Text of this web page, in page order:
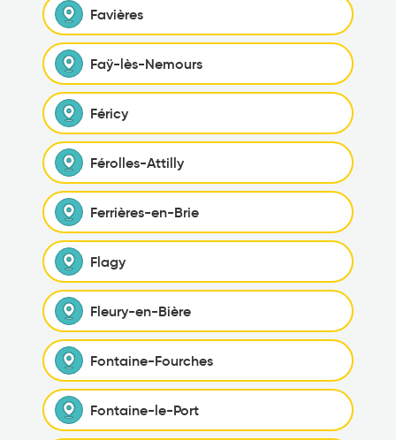
Favières
Faÿ-lès-Nemours
Féricy
Férolles-Attilly
Ferrières-en-Brie
Flagy
Fleury-en-Bière
Fontaine-Fourches
Fontaine-le-Port